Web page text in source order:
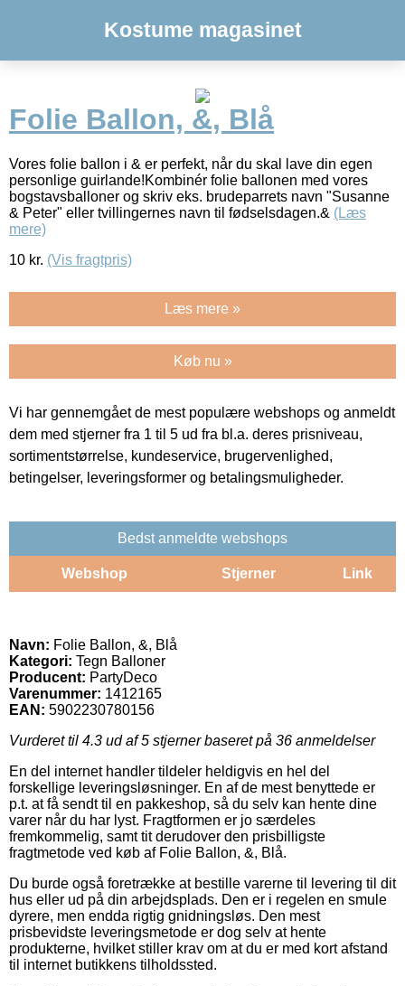
Kostume magasinet
Folie Ballon, &, Blå
Vores folie ballon i & er perfekt, når du skal lave din egen
personlige guirlande!Kombinér folie ballonen med vores
bogstavsballoner og skriv eks. brudeparrets navn "Susanne
& Peter" eller tvillingernes navn til fødselsdagen.& (Læs
mere)
10 kr. (Vis fragtpris)
Læs mere »
Køb nu »
Vi har gennemgået de mest populære webshops og anmeldt
dem med stjerner fra 1 til 5 ud fra bl.a. deres prisniveau,
sortimentstørrelse, kundeservice, brugervenlighed,
betingelser, leveringsformer og betalingsmuligheder.
Bedst anmeldte webshops
Webshop Stjerner Link
Navn: Folie Ballon, &, Blå
Kategori: Tegn Balloner
Producent: PartyDeco
Varenummer: 1412165
EAN: 5902230780156
Vurderet til 4.3 ud af 5 stjerner baseret på 36 anmeldelser
En del internet handler tildeler heldigvis en hel del
forskellige leveringsløsninger. En af de mest benyttede er
p.t. at få sendt til en pakkeshop, så du selv kan hente dine
varer når du har lyst. Fragtformen er jo særdeles
fremkommelig, samt tit derudover den prisbilligste
fragtmetode ved køb af Folie Ballon, &, Blå.
Du burde også foretrække at bestille varerne til levering til dit
hus eller ud på din arbejdsplads. Den er i regelen en smule
dyrere, men endda rigtig gnidningsløs. Den mest
prisbevidste leveringsmetode er dog selv at hente
produkterne, hvilket stiller krav om at du er med kort afstand
til internet butikkens tilholdssted.